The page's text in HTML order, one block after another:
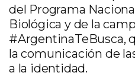
del Programa
Biológica y de la
#ArgentinaTeBusca,
la comunicación de
a la identidad.